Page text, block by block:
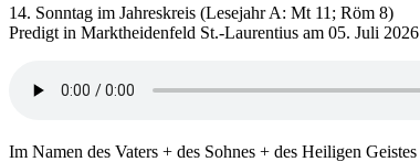
14. Sonntag im Jahreskreis (Lesejahr A: Mt 11; Röm 8)
Predigt in Marktheidenfeld St.-Laurentius am 05. Juli 2026
Im Namen des Vaters + des Sohnes + des Heiligen Geistes